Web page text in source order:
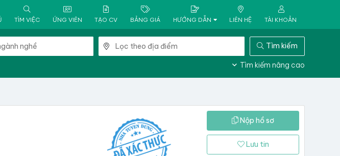
TÌM VIỆC ỨNG VIÊN TẠO CV BẢNG GIÁ HƯỚNG DẪN LIÊN HỆ TÀI KHOẢN
Tìm kiếm
Tìm kiếm nâng cao
Nộp hồ sơ
Lưu tin